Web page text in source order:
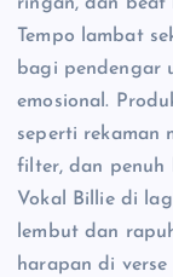
ringan, dan beat
Tempo lambat
bagi pendengar
emosional.
seperti rekaman
filter, dan penuh
Vokal Billie di
lembut dan
harapan di